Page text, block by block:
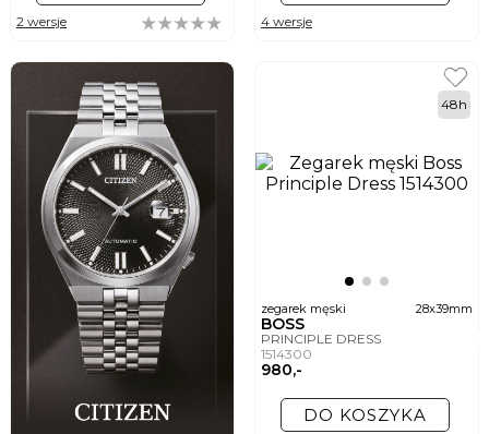
2 wersje 4 wersje
zegarek męski 28x39mm
BOSS
PRINCIPLE DRESS
1514300
980,-
48h
DO KOSZYKA